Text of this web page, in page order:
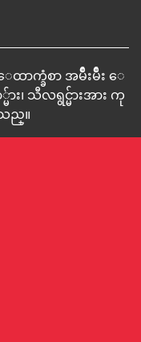
ာက္ခံစာ အမ်ိဳးမ်ိဳး ေ
၊ သီလရွင္မ်ားအား ကု
ည္။